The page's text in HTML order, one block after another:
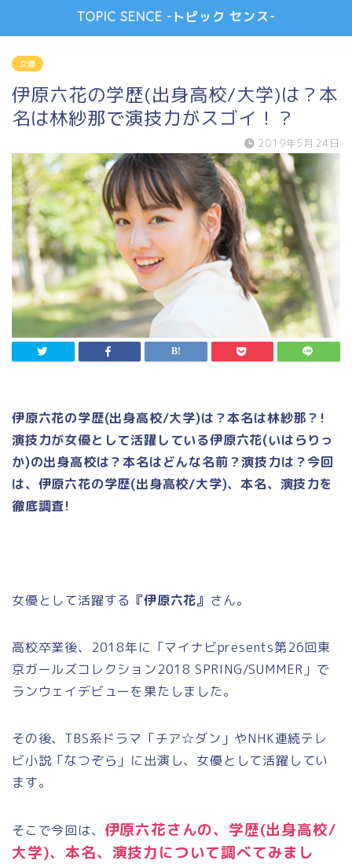
TOPIC SENCE -トピック センス-
女優
伊原六花の学歴(出身高校/大学)は？本
名は林紗那で演技力がスゴイ！？
2019年5月24日
伊原六花の学歴(出身高校/大学)は？本名は林紗那？!
演技力が女優として活躍している伊原六花(いはらりっ
か)の出身高校は？本名はどんな名前？演技力は？今回
は、伊原六花の学歴(出身高校/大学)、本名、演技力を
徹底調査!
女優として活躍する 『伊原六花』 さん。
高校卒業後、2018年に「マイナビpresents第26回東
京ガールズコレクション2018 SPRING/SUMMER」で
ランウェイデビューを果たしました。
その後、TBS系ドラマ「チア☆ダン」やNHK連続テレ
ビ小説「なつぞら」に出演し、女優として活躍してい
ます。
そこで今回は、 伊原六花さんの、学歴(出身高校/
大学)、本名、演技力について調べてみまし